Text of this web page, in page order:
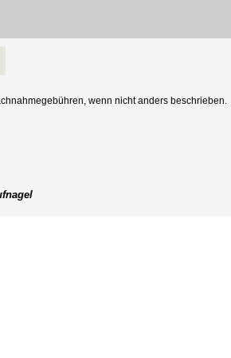
wenn nicht anders beschrieben.